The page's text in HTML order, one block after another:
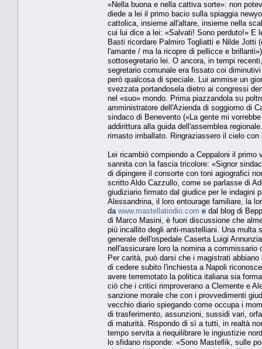
«Nella buona e nella cattiva sorte»: non
diede a lei il primo bacio sulla spiaggia
cattolica, insieme all'altare, insieme nella
cui lui dice a lei: «Salvati! Sono perduto!» E
Basti ricordare Palmiro Togliatti e Nilde Jotti
l'amante / ma la ricopre di pellicce e
sottosegretario lei. O ancora, in tempi
segretario comunale era fissato coi
però qualcosa di speciale. Lui ammise un
svezzata portandosela dietro ai congressi
nel «suo» mondo. Prima piazzandola su
amministratore dell'Azienda di soggiorno di
sindaco di Benevento («La gente mi
addirittura alla guida dell'assemblea
rimasto imballato. Ringraziassero il cielo con
Lei ricambiò compiendo a Ceppaloni il
sannita con la fascia tricolore: «Signor
di dipingere il consorte con toni agiografici
scritto Aldo Cazzullo, come se parlasse di
giudiziario firmato dal giudice per le indagini
Alessandrina, il loro entourage familiare, la
da www.mastellatiodio.com e dal blog di
di Marco Masini, è fuori discussione che
più incallito degli anti-mastelliani. Una multa
generale dell'ospedale Caserta Luigi
nell'assicurare loro la nomina a
Per carità, può darsi che i magistrati
di cedere subito l'inchiesta a Napoli
avere terremotato la politica italiana sia
ciò che i critici rimproverano a Clemente e
sanzione morale che con i provvedimenti
vecchio diario spiegando come occupa i
di trasferimento, assunzioni, sussidi vari,
di maturità. Rispondo di sì a tutti, in realtà
tempo servita a riequilibrare le ingiustizie
lo sfidano risponde: «Sono Mastellik, sulle